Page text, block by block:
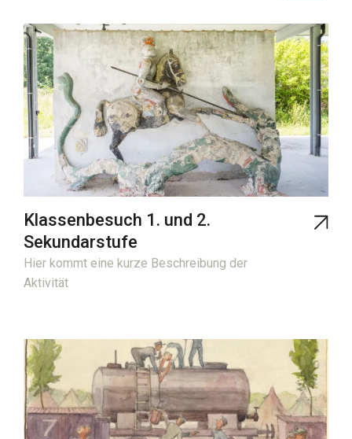
Klassenbesuch 1. und 2.
Sekundarstufe
Hier kommt eine kurze Beschreibung der
Aktivität